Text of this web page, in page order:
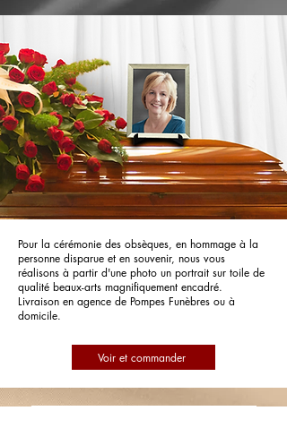
Pour la cérémonie des obsèques, en hommage à la
personne disparue et en souvenir, nous vous
réalisons à partir d'une photo un portrait sur toile de
qualité beaux-arts magnifiquement encadré.
Livraison en agence de Pompes Funèbres ou à
domicile.
Voir et commander